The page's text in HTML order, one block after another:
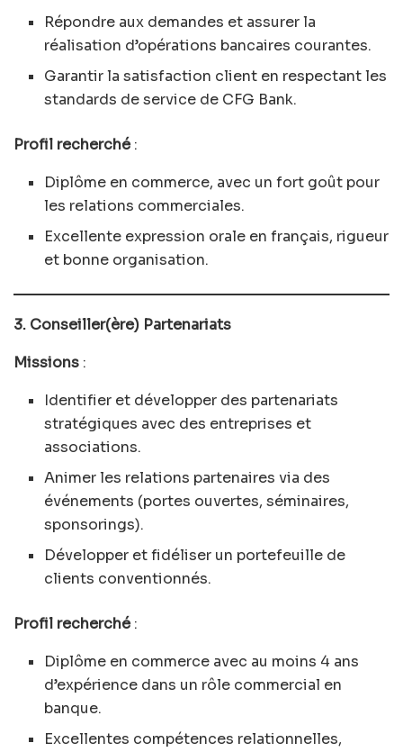
Répondre aux demandes et assurer la
réalisation d’opérations bancaires courantes.
Garantir la satisfaction client en respectant les
standards de service de CFG Bank.
Profil recherché:
Diplôme en commerce, avec un fort goût pour
les relations commerciales.
Excellente expression orale en français, rigueur
et bonne organisation.
3. Conseiller(ère) Partenariats
Missions :
Identifier et développer des partenariats
stratégiques avec des entreprises et
associations.
Animer les relations partenaires via des
événements (portes ouvertes, séminaires,
sponsorings).
Développer et fidéliser un portefeuille de
clients conventionnés.
Profil recherché:
Diplôme en commerce avec au moins 4 ans
d’expérience dans un rôle commercial en
banque.
Excellentes compétences relationnelles,